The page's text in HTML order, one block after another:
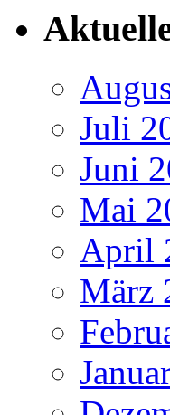
Juli
Juni
Mai
April
März